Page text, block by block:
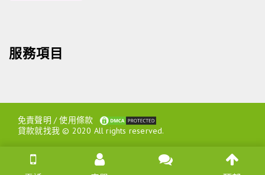
服務項目
免責聲明 /使用條款
貸款就找我 © 2020 All rights reserved.